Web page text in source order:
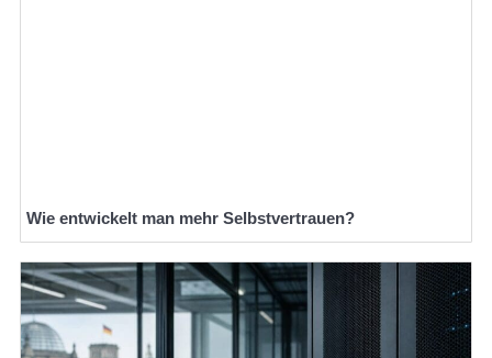
Wie entwickelt man mehr Selbstvertrauen?